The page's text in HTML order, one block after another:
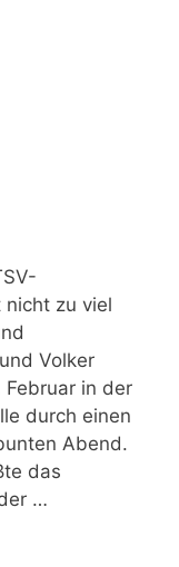
nicht zu viel
Volker
in der
durch einen
Abend.
das
…